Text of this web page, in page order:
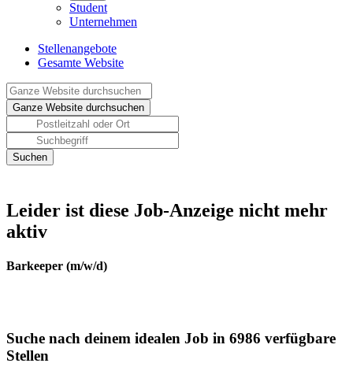
Student
Unternehmen
Stellenangebote
Gesamte Website
Leider ist diese Job-Anzeige nicht mehr
aktiv
Barkeeper (m/w/d)
Suche nach deinem idealen Job in 6986 verfügbare
Stellen